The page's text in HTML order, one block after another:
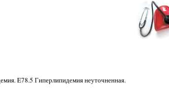
E78.5 Гиперлипидемия неуточненная.